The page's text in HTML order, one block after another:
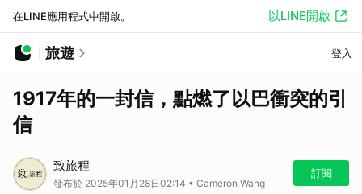
在LINE應用程式中開啟。 以LINE開啟
旅遊 登入
1917年的一封信，點燃了以巴衝突的引
信
致旅程
發布於 2025年01月28日02:14 • Cameron Wang
訂閱